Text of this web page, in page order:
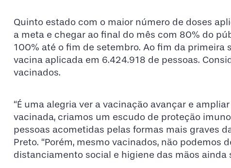
Quinto estado com o maior número de doses
a meta e chegar ao final do mês com 80% do
100% até o fim de setembro. Ao fim da primeira
vacina aplicada em 6.424.918 de pessoas.
vacinados.
“É uma alegria ver a vacinação avançar e
vacinada, criamos um escudo de proteção
pessoas acometidas pelas formas mais graves
Preto. “Porém, mesmo vacinados, não podemos
distanciamento social e higiene das mãos ainda